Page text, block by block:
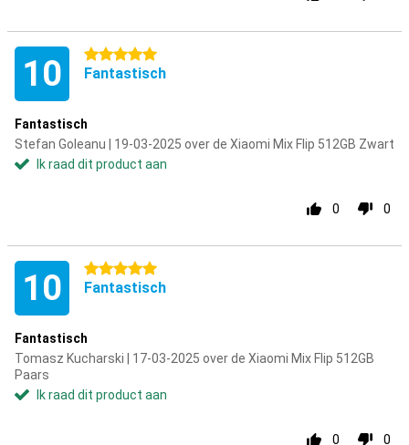
10 5 sterren
Fantastisch
Fantastisch
Stefan Goleanu | 19-03-2025 over de Xiaomi Mix Flip 512GB Zwart
Ik raad dit product aan
0 0
10 5 sterren
Fantastisch
Fantastisch
Tomasz Kucharski | 17-03-2025 over de Xiaomi Mix Flip 512GB
Paars
Ik raad dit product aan
0 0